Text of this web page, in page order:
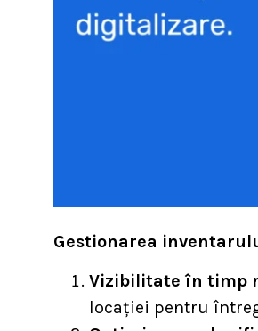
Gestionarea
Vizibilitate în timp
locației pentru